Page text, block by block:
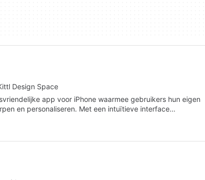
Design Space
app voor iPhone waarmee gebruikers hun eigen
en personaliseren. Met een intuïtieve interface…